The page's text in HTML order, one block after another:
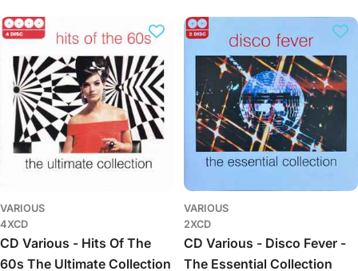
VARIOUS
4XCD
CD Various - Hits Of The
60s The Ultimate Collection
VARIOUS
2XCD
CD Various - Disco Fever -
The Essential Collection